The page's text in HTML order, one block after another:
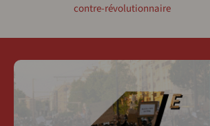
contre-révolutionnaire